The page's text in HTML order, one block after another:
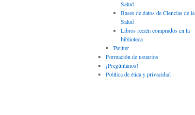
Salud
Bases de datos de Ciencias de la
Salud
Libros recién comprados en la
biblioteca
Twitter
Formación de usuarios
¡Pregúntanos!
Política de ética y privacidad